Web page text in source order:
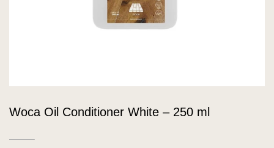
Woca Oil Conditioner White – 250 ml